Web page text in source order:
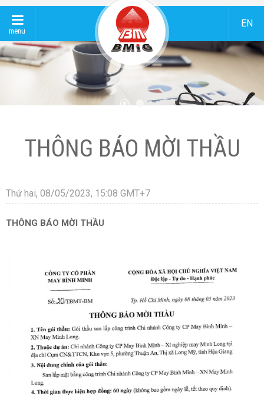
menu
EN
THÔNG BÁO MỜI THẦU
Thứ hai, 08/05/2023, 15:08 GMT+7
THÔNG BÁO MỜI THẦU